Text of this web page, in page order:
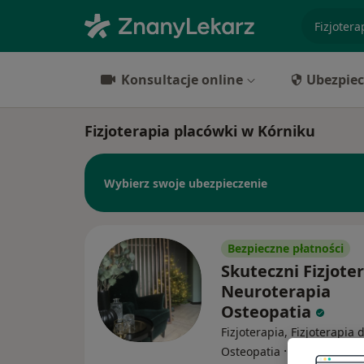
Konsultacje online
Fizjoterapia placówki w Kórniku
Wybierz swoje ubezpieczenie
Bezpieczne płatności
Skuteczni
Neuroterapia
Osteopatia
Fizjoterapia, Fizjoterapia
Osteopatia · Więcej